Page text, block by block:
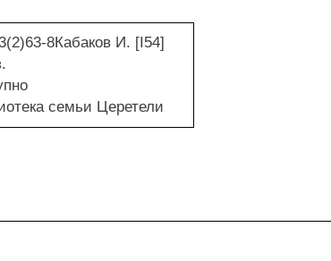
8Кабаков И. [I54]
семьи Церетели